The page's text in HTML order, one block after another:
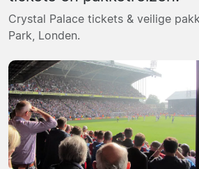
Reisorganisaties
Crystal Palace tickets & veilige
Park, Londen.